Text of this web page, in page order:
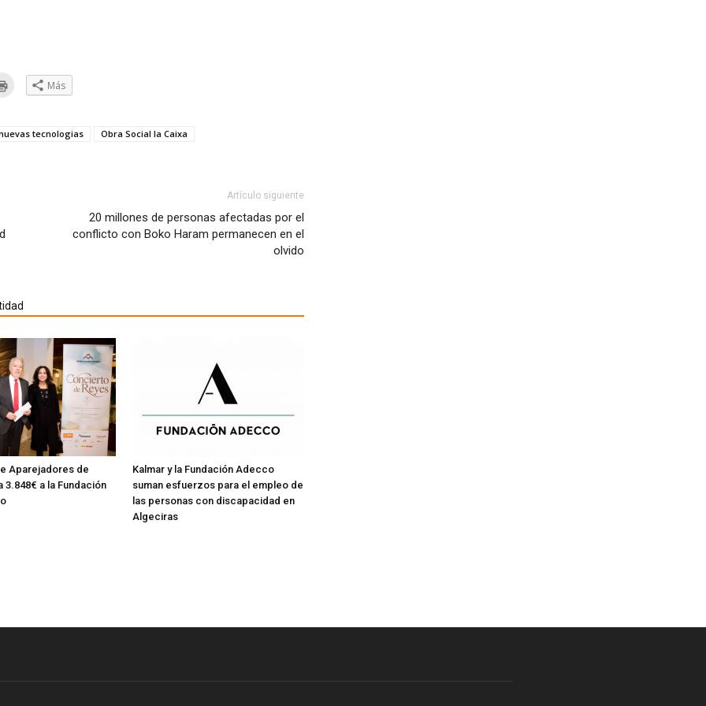
abre
en
Más
tecnologias
Obra Social la Caixa
Artículo siguiente
20 millones de personas afectadas por el
conflicto con Boko Haram permanecen en el
olvido
Aparejadores de
3.848€ a la Fundación
Kalmar y la Fundación Adecco
suman esfuerzos para el empleo de
las personas con discapacidad en
Algeciras